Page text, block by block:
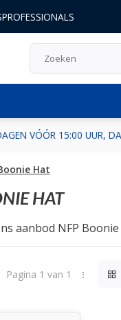
VÓÓR 15:00 UUR, DAN
Hat
HAT
aanbod NFP
Pagina 1 van 1